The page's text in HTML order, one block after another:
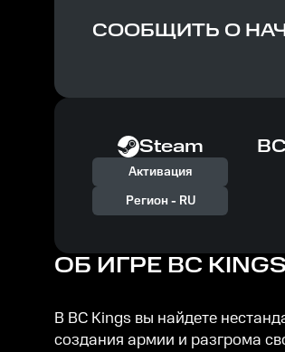
СООБЩИТЬ О
Steam
Активация
Регион - RU
ОБ ИГРЕ BC KINGS
В BC Kings вы найдете
создания армии и разгрома